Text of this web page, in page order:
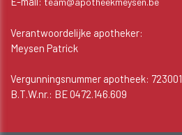
Verantwoordelijke apotheker:
Meysen Patrick
Vergunningsnummer apotheek: 723001
B.T.W.nr.: BE 0472.146.609